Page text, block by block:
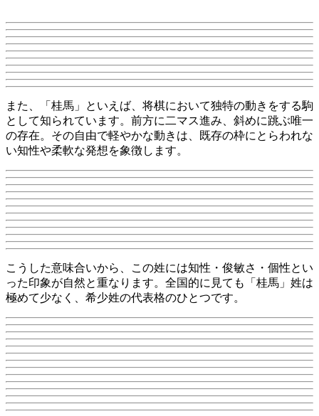
また、「桂馬」といえば、将棋において独特の動きをする駒
として知られています。前方に二マス進み、斜めに跳ぶ唯一
の存在。その自由で軽やかな動きは、既存の枠にとらわれな
い知性や柔軟な発想を象徴します。
こうした意味合いから、この姓には知性・俊敏さ・個性とい
った印象が自然と重なります。全国的に見ても「桂馬」姓は
極めて少なく、希少姓の代表格のひとつです。